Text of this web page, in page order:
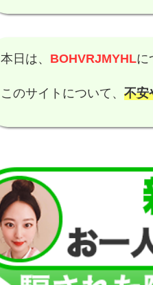
本日は、 BOHVRJMYHLに
このサイトについて、不安